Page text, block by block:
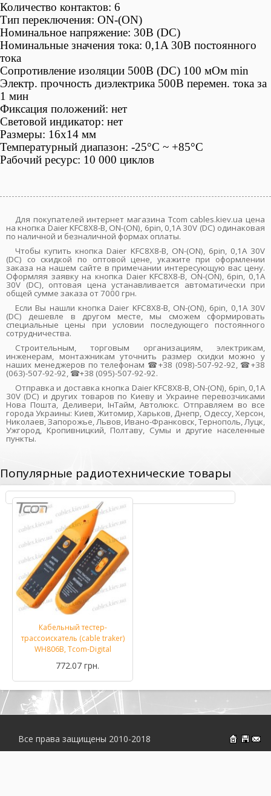
Количество контактов: 6
Тип переключения: ON-(ON)
Номинальное напряжение: 30В (DC)
Номинальные значения тока: 0,1A 30B постоянного
тока
Сопротивление изоляции 500В (DC) 100 мОм min
Электр. прочность диэлектрика 500В перемен. тока за
1 мин
Фиксация положений: нет
Световой индикатор: нет
Размеры: 16х14 мм
Температурный диапазон: -25°С ~ +85°C
Рабочий ресурс: 10 000 циклов
Для покупателей интернет магазина Tcom cables.kiev.ua цена
на кнопка Daier KFC8X8-B, ON-(ON), 6pin, 0,1A 30V (DC) одинаковая
по наличной и безналичной формах оплаты.
Чтобы купить кнопка Daier KFC8X8-B, ON-(ON), 6pin, 0,1A 30V
(DC) со скидкой по оптовой цене, укажите при оформлении
заказа на нашем сайте в примечании интересующую вас цену.
Оформляя заявку на кнопка Daier KFC8X8-B, ON-(ON), 6pin, 0,1A
30V (DC), оптовая цена устанавливается автоматически при
общей сумме заказа от 7000 грн.
Если Вы нашли кнопка Daier KFC8X8-B, ON-(ON), 6pin, 0,1A 30V
(DC) дешевле в другом месте, мы сможем сформировать
специальные цены при условии последующего постоянного
сотрудничества.
Строительным, торговым организациям, электрикам,
инженерам, монтажникам уточнить размер скидки можно у
наших менеджеров по телефонам ☎+38 (098)-507-92-92, ☎+38
(063)-507-92-92, ☎+38 (095)-507-92-92.
Отправка и доставка кнопка Daier KFC8X8-B, ON-(ON), 6pin, 0,1A
30V (DC) и других товаров по Киеву и Украине перевозчиками
Нова Пошта, Деливери, ІнТайм, Автолюкс. Отправляем во все
города Украины: Киев, Житомир, Харьков, Днепр, Одессу, Херсон,
Николаев, Запорожье, Львов, Ивано-Франковск, Тернополь, Луцк,
Ужгород, Кропивницкий, Полтаву, Сумы и другие населенные
пункты.
Популярные радиотехнические товары
Кабельный тестер-
трассоискатель (cable traker)
WH806B, Tcom-Digital
772.07 грн.
На
Все права защищены 2010-2018